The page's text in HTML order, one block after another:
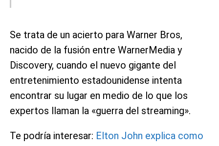
Se trata de un acierto para Warner Bros,
nacido de la fusión entre WarnerMedia y
Discovery, cuando el nuevo gigante del
entretenimiento estadounidense intenta
encontrar su lugar en medio de lo que los
expertos llaman la «guerra del streaming».
Te podría interesar: Elton John explica como